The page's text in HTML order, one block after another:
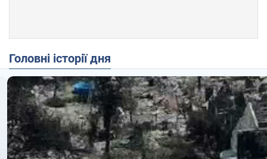
Головні історії дня